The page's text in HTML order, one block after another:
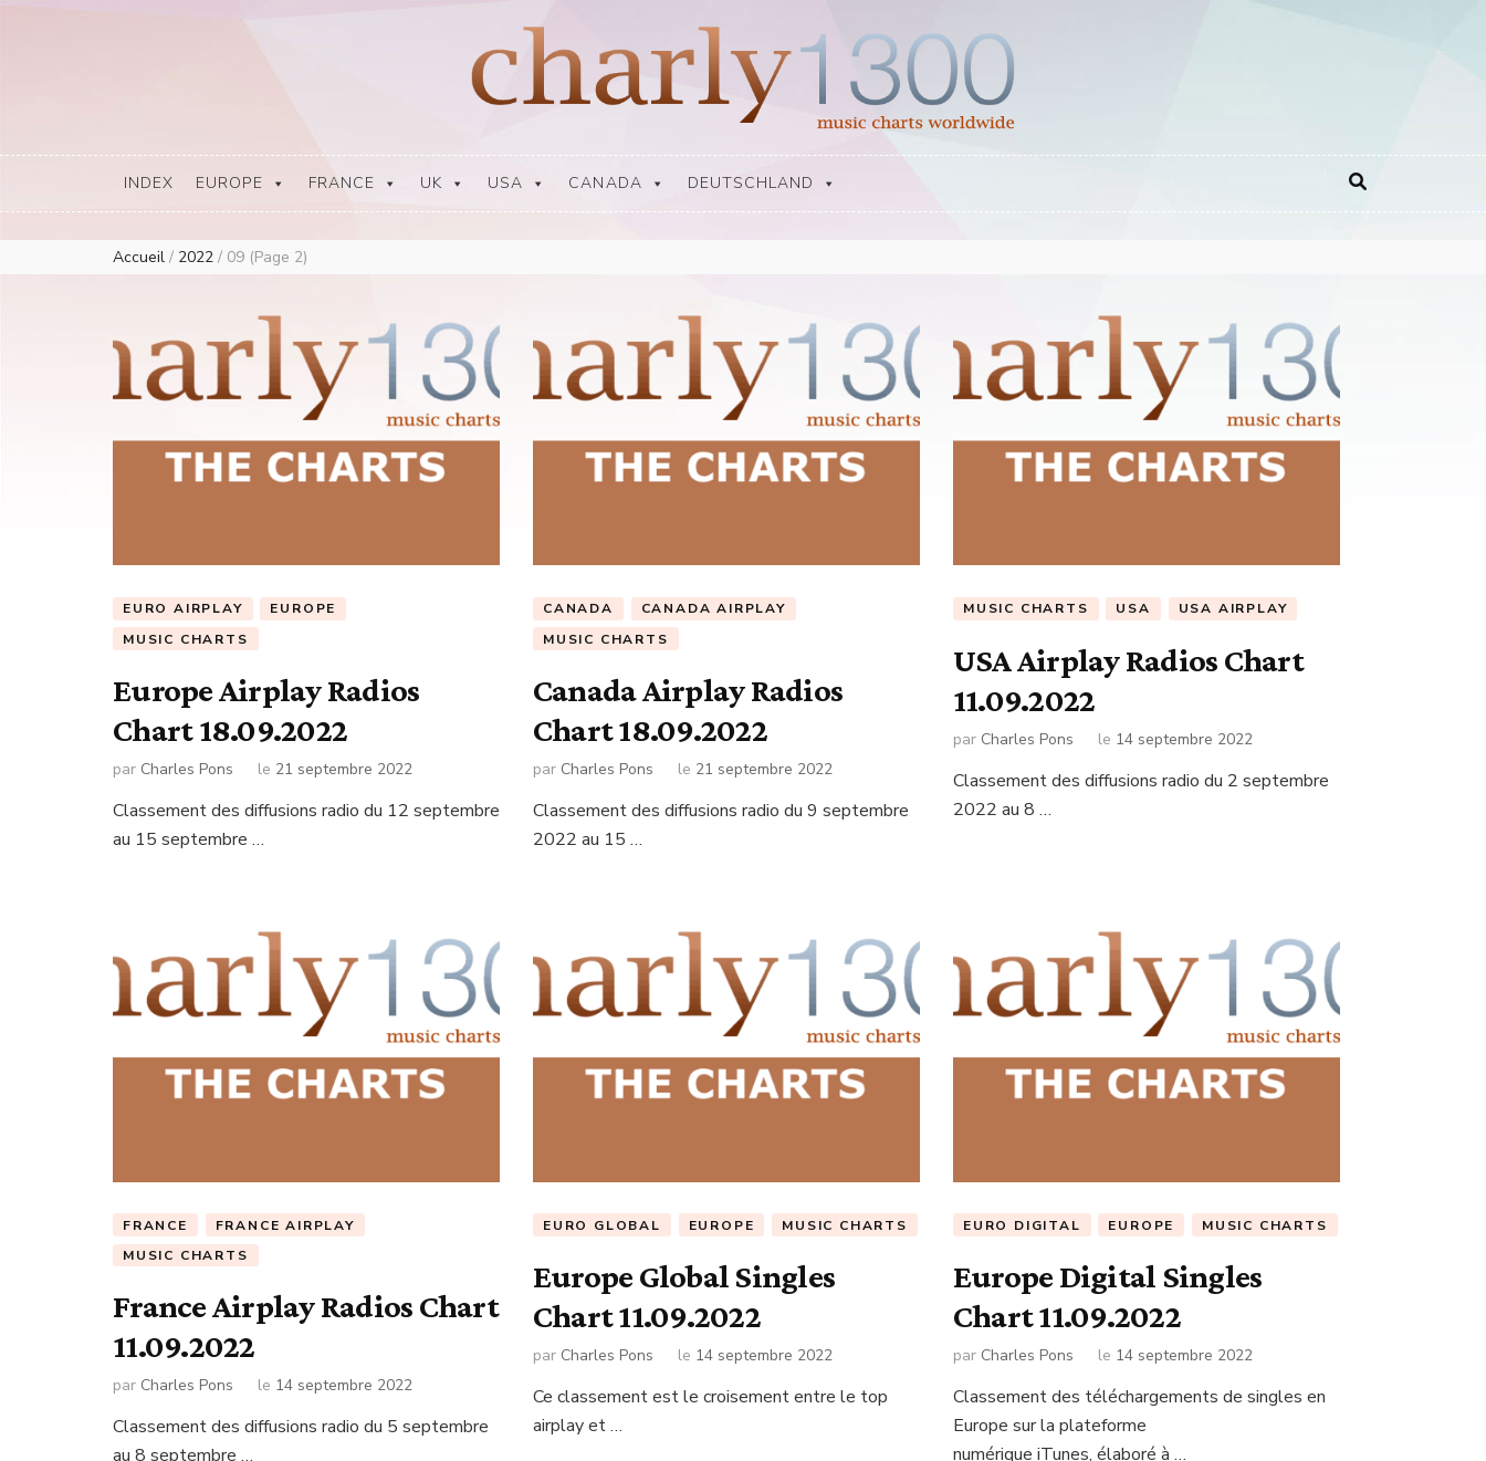
Europe Airplay Charts Radios Music Worldwide – Charly1300
European Music Charts plus USA and Australia
INDEX EUROPE FRANCE UK USA CANADA DEUTSCHLAND
Accueil / 2022 / 09 (Page 2)
EURO AIRPLAY
EUROPE
MUSIC CHARTS
Europe Airplay Radios
Chart 18.09.2022
par Charles Pons le 21 septembre 2022
Classement des diffusions radio du 12 septembre
au 15 septembre …
CANADA
CANADA AIRPLAY
MUSIC CHARTS
Canada Airplay Radios
Chart 18.09.2022
par Charles Pons le 21 septembre 2022
Classement des diffusions radio du 9 septembre
2022 au 15 …
MUSIC CHARTS USA USA AIRPLAY
USA Airplay Radios Chart
11.09.2022
par Charles Pons le 14 septembre 2022
Classement des diffusions radio du 2 septembre
2022 au 8 …
FRANCE
FRANCE AIRPLAY
MUSIC CHARTS
France Airplay Radios Chart
11.09.2022
par Charles Pons le 14 septembre 2022
Classement des diffusions radio du 5 septembre
au 8 septembre …
EURO GLOBAL EUROPE MUSIC CHARTS
Europe Global Singles
Chart 11.09.2022
par Charles Pons le 14 septembre 2022
Ce classement est le croisement entre le top
airplay et …
EURO DIGITAL EUROPE MUSIC CHARTS
Europe Digital Singles
Chart 11.09.2022
par Charles Pons le 14 septembre 2022
Classement des téléchargements de singles en
Europe sur la plateforme
numérique iTunes, élaboré à …